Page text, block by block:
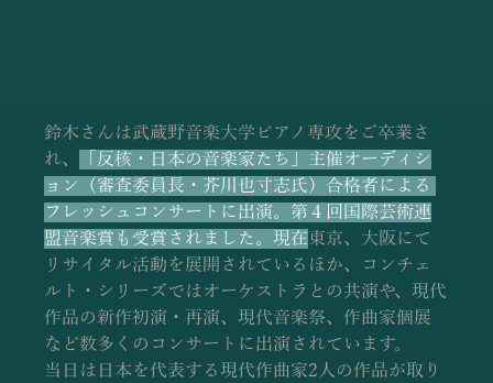
鈴木さんは武蔵野音楽大学ピアノ専攻をご卒業さ
れ、
「反核・日本の音楽家たち」主催オーディシ
ョン（審査委員長・芥川也寸志氏）合格者による
フレッシュコンサートに出演。第４回国際芸術連
盟音楽賞も受賞されました。現在東京、大阪にて
リサイタル活動を展開されているほか、コンチェ
ルト・シリーズではオーケストラとの共演や、現代
作品の新作初演・再演、現代音楽祭、作曲家個展
など数多くのコンサートに出演されています。
当日は日本を代表する現代作曲家2人の作品が取り